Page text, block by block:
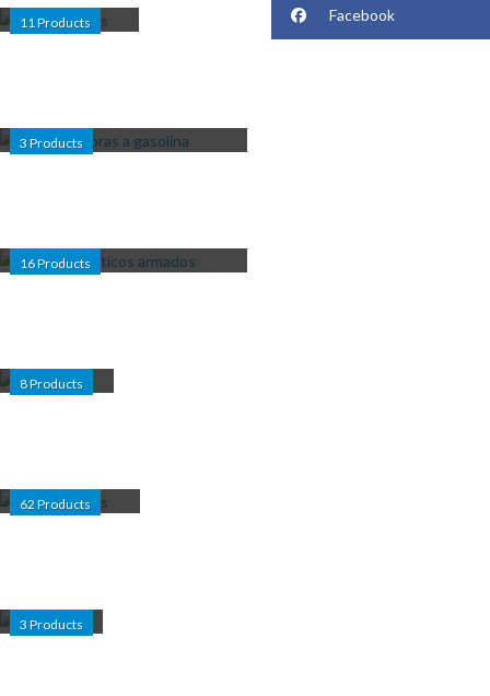
11 Products
3Products
16Products
8Products
62Products
3Products
Facebook